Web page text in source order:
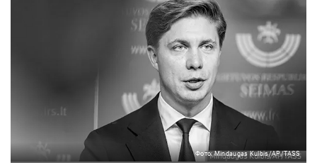
Фото: Mindaugas Kulbis/AP/TASS